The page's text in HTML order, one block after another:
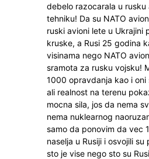
debelo razocarala u rusku
tehniku! Da su NATO
ruski avioni lete u Ukrajini
kruske, a Rusi 25 godina
visinama nego NATO
sramota za rusku vojsku!
1000 opravdanja kao i oni
ali realnost na terenu
mocna sila, jos da nema
nema nuklearnog
samo da ponovim da vec
naselja u Rusiji i osvojili
sto je vise nego sto su